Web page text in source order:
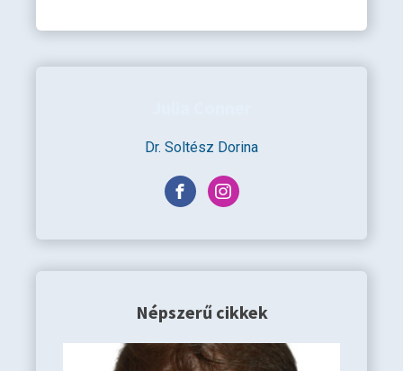
Dr. Soltész Dorina
Népszerű cikkek